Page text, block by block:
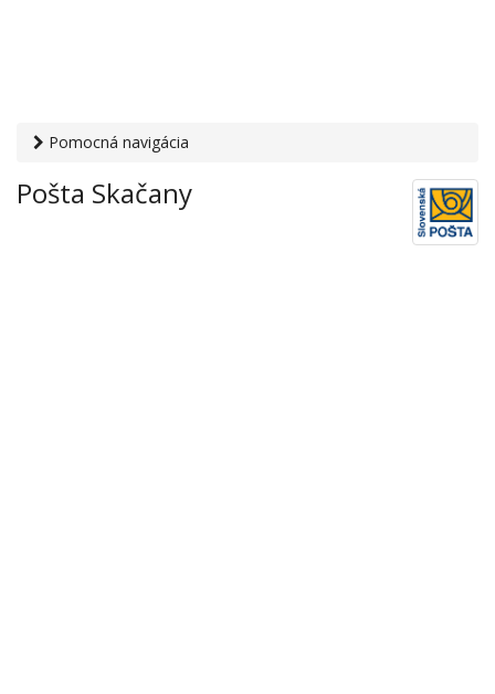
Pomocná navigácia
služby› Pošty› Pošta Skačany
Pošta Skačany